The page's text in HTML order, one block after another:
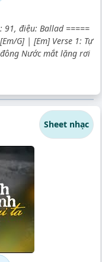
91, điệu: Ballad =====
G] | [Em] Verse 1: Tự
Nước mắt lặng rơi
Sheet nhạc